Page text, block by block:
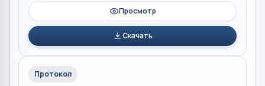
Просмотр
Скачать
Протокол